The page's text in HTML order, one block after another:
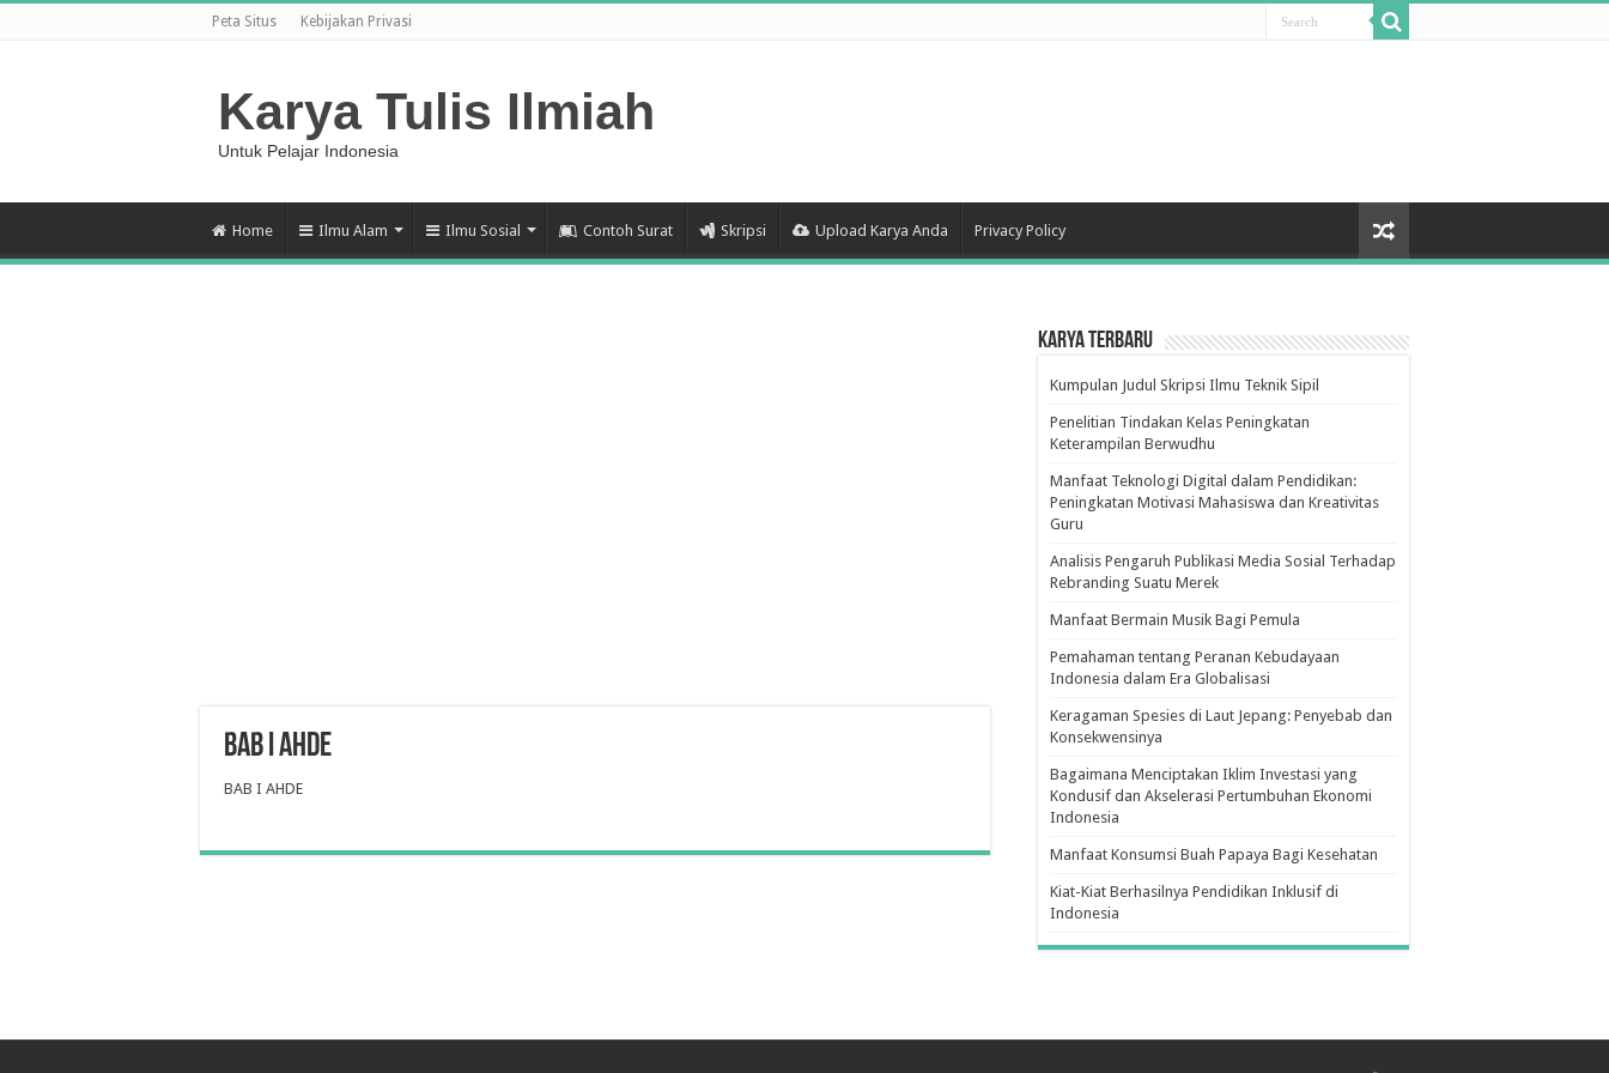
Peta Situs Kebijakan Privasi
Karya Tulis Ilmiah
Untuk Pelajar Indonesia
Home Ilmu Alam Ilmu Sosial Contoh Surat Skripsi Upload Karya Anda Privacy Policy
BAB I AHDE
BAB I AHDE
Karya Terbaru
Kumpulan Judul Skripsi Ilmu Teknik Sipil
Penelitian Tindakan Kelas Peningkatan
Keterampilan Berwudhu
Manfaat Teknologi Digital dalam Pendidikan:
Peningkatan Motivasi Mahasiswa dan Kreativitas
Guru
Analisis Pengaruh Publikasi Media Sosial Terhadap
Rebranding Suatu Merek
Manfaat Bermain Musik Bagi Pemula
Pemahaman tentang Peranan Kebudayaan
Indonesia dalam Era Globalisasi
Keragaman Spesies di Laut Jepang: Penyebab dan
Konsekwensinya
Bagaimana Menciptakan Iklim Investasi yang
Kondusif dan Akselerasi Pertumbuhan Ekonomi
Indonesia
Manfaat Konsumsi Buah Papaya Bagi Kesehatan
Kiat-Kiat Berhasilnya Pendidikan Inklusif di
Indonesia